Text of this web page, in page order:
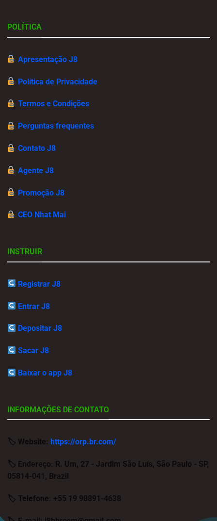
POLÍTICA
Apresentação J8
Política de Privacidade
Termos e Condições
Perguntas frequentes
Contato J8
Agente J8
Promoção J8
CEO Nhat Mai
INSTRUIR
Registrar J8
Entrar J8
Depositar J8
Sacar J8
Baixar o app J8
INFORMAÇÕES DE CONTATO
🏷 Website: https://orp.br.com/
🏷 Endereço: R. Um, 27 - Jardim São Luís, São Paulo - SP,
05814-041, Brazil
🏷 Telefone: +55 19 98891-4638